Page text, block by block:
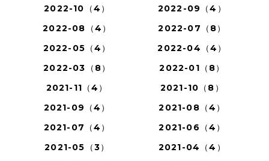
2022-10（4）
2022-09（4）
2022-08（4）
2022-07（8）
2022-05（4）
2022-04（4）
2022-03（8）
2022-01（8）
2021-11（4）
2021-10（8）
2021-09（4）
2021-08（4）
2021-07（4）
2021-06（4）
2021-05（3）
2021-04（4）